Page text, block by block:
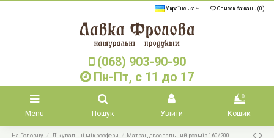
Українська Список бажань (0)
(068) 903-90-90
Пн-Пт, с 11 до 17
Menu Пошук Увійти
0
Кошик:
На Головну Лікувальні мікросфери Матрац двоспальний розмір 160/200